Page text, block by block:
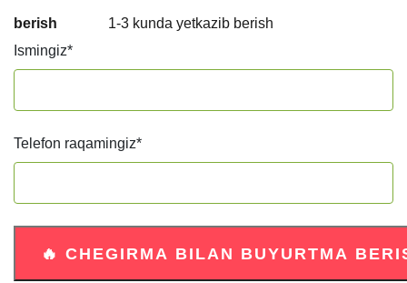
berish
1-3 kunda yetkazib berish
Ismingiz*
Telefon raqamingiz*